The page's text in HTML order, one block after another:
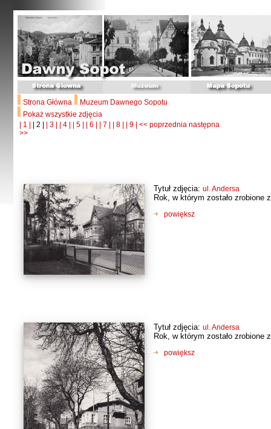
Strona Główna
Muzeum Dawnego Sopotu
Pokaż wszystkie zdjęcia
| 1 |
| 2 | | 3 | | 4 | | 5 | | 6 | | 7 | | 8 | | 9 | << poprzednia następna
>>
Tytuł zdjęcia: ul. Andersa
Rok, w którym zostało zrobione
powiększ
Tytuł zdjęcia: ul. Andersa
Rok, w którym zostało zrobione
powiększ